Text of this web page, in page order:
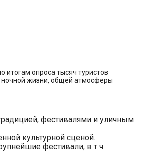
итогам опроса тысяч туристов
ночной жизни, общей атмосферы
фестивалями и уличным
культурной сценой.
фестивали, в т. ч.